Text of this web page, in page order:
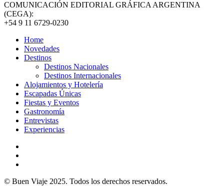
COMUNICACIÓN EDITORIAL GRÁFICA ARGENTINA
(CEGA):
+54 9 11 6729-0230
Home
Novedades
Destinos
Destinos Nacionales
Destinos Internacionales
Alojamientos y Hotelería
Escapadas Únicas
Fiestas y Eventos
Gastronomía
Entrevistas
Experiencias
© Buen Viaje 2025. Todos los derechos reservados.